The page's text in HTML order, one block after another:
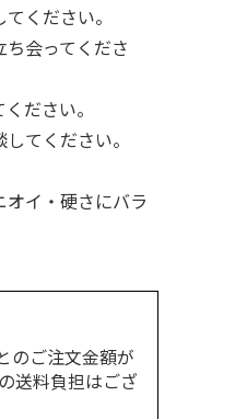
ください。
会ってくださ
ださい。
てください。
イ・硬さにバラ
のご注文金額が
送料負担はござ